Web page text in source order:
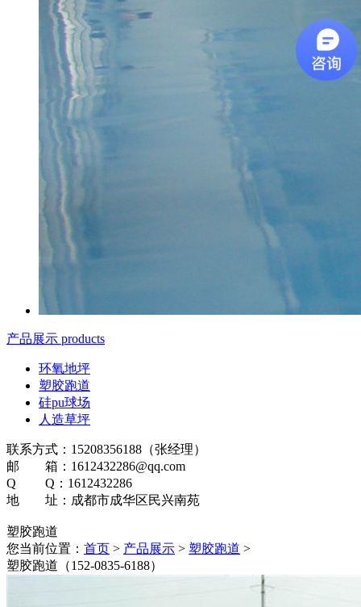
产品展示 products
环氧地坪
塑胶跑道
硅pu球场
人造草坪
联系方式：15208356188（张经理）
邮 箱：1612432286@qq.com
Q Q：1612432286
地 址：成都市成华区民兴南苑
塑胶跑道
您当前位置： 首页 > 产品展示 > 塑胶跑道 >
塑胶跑道（152-0835-6188）